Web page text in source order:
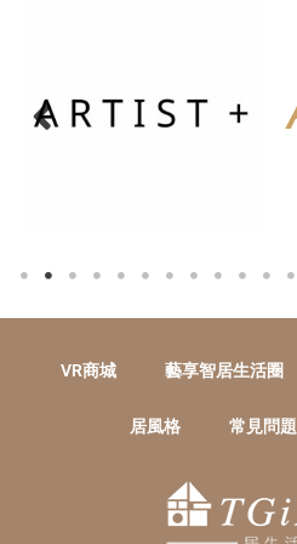
VR商城 藝享智居生活圈
居風格 常見問題